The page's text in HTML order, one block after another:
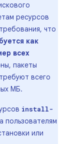
ресурсов
что
как
всех
пакеты
требуют всего
МБ.
install-
пользователям
или